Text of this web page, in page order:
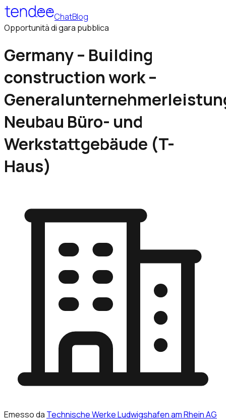
ChatBlog
Opportunità di gara pubblica
Germany – Building
construction work –
Neubau Büro- und
Werkstattgebäude (T-
Haus)
Emesso da Technische Werke Ludwigshafen am Rhein AG